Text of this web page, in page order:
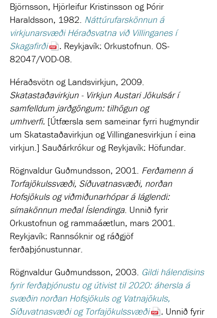
Björnsson, Hjörleifur Kristinsson og Þórir
Haraldsson, 1982. Náttúrufarskönnun á
virkjunarsvæði Héraðsvatna við Villinganes í
Skagafirði
. Reykjavík: Orkustofnun. OS-
82047/VOD-08.
Héraðsvötn og Landsvirkjun, 2009.
Skatastaðavirkjun - Virkjun Austari Jökulsár í
samfelldum jarðgöngum: tilhögun og
umhverfi. [Útfærsla sem sameinar fyrri hugmyndir
um Skatastaðavirkjun og Villinganesvirkjun í eina
virkjun.] Sauðárkrókur og Reykjavík: Höfundar.
Rögnvaldur Guðmundsson, 2001. Ferðamenn á
Torfajökulssvæði, Síðuvatnasvæði, norðan
Hofsjökuls og viðmiðunarhópar á láglendi:
símakönnun meðal Íslendinga. Unnið fyrir
Orkustofnun og rammaáætlun, mars 2001.
Reykjavík: Rannsóknir og ráðgjöf
ferðaþjónustunnar.
Rögnvaldur Guðmundsson, 2003. Gildi hálendisins
fyrir ferðaþjónustu og útivist til 2020: áhersla á
svæðin norðan Hofsjökuls og Vatnajökuls,
Síðuvatnasvæði og Torfajökulssvæði
. Unnið fyrir